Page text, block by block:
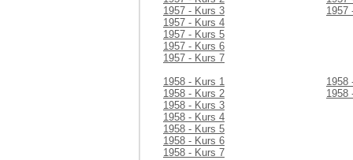
1957
1958
1958
1957 - Kurs 3
1957 - Kurs 4
1957 - Kurs 5
1957 - Kurs 6
1957 - Kurs 7
1958 - Kurs 1
1958 - Kurs 2
1958 - Kurs 3
1958 - Kurs 4
1958 - Kurs 5
1958 - Kurs 6
1958 - Kurs 7